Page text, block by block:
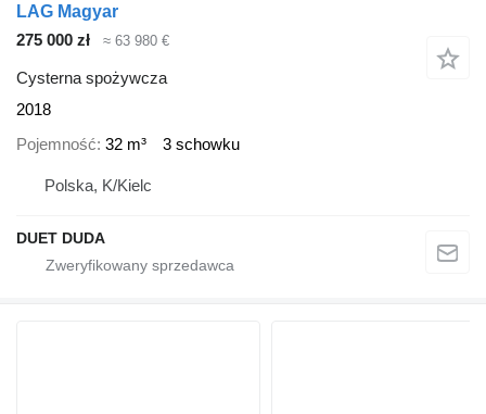
LAG Magyar
275 000 zł
≈ 63 980 €
Cysterna spożywcza
2018
Pojemność 32 m³ 3 schowku
Polska, K/Kielc
DUET DUDA